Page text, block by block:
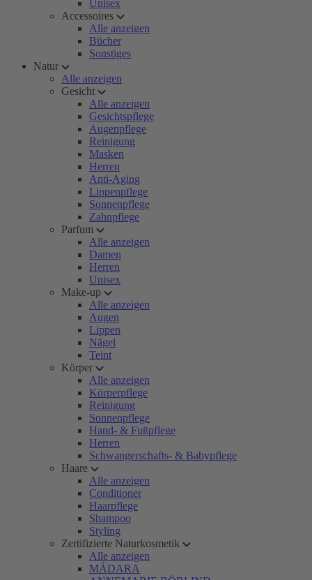
Unisex
Accessoires
Alle anzeigen
Bücher
Sonstiges
Natur
Alle anzeigen
Gesicht
Alle anzeigen
Gesichtspflege
Augenpflege
Reinigung
Masken
Herren
Anti-Aging
Lippenpflege
Sonnenpflege
Zahnpflege
Parfum
Alle anzeigen
Damen
Herren
Unisex
Make-up
Alle anzeigen
Augen
Lippen
Nägel
Teint
Körper
Alle anzeigen
Körperpflege
Reinigung
Sonnenpflege
Hand- & Fußpflege
Herren
Schwangerschafts- & Babypflege
Haare
Alle anzeigen
Conditioner
Haarpflege
Shampoo
Styling
Zertifizierte Naturkosmetik
Alle anzeigen
MÁDARA